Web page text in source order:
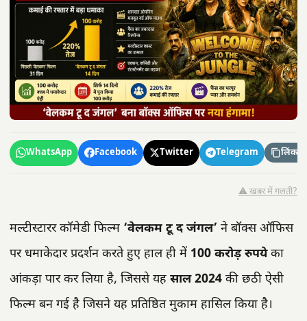
WhatsApp Facebook Twitter Telegram लिंक
⚠️ खबर में गलती?
मल्टीस्टारर कॉमेडी फिल्म ‘वेलकम टू द जंगल’ ने बॉक्स ऑफिस
पर धमाकेदार प्रदर्शन करते हुए हाल ही में 100 करोड़ रुपयेका
आंकड़ा पार कर लिया है, जिससे यह साल 2024 की छठी ऐसी
फिल्म बन गई है जिसने यह प्रतिष्ठित मुकाम हासिल किया है।